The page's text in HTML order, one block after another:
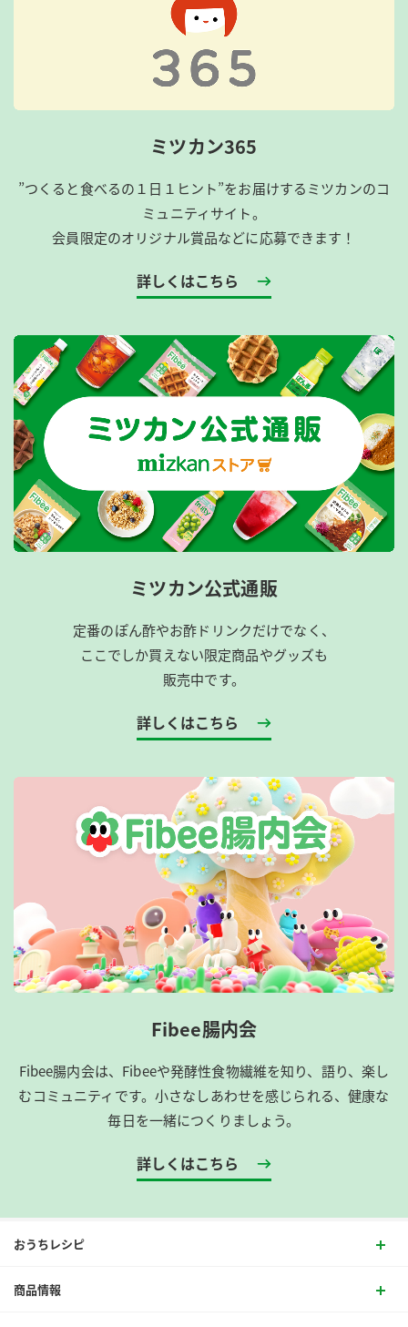
ミツカン365
”つくると食べるの１日１ヒント”をお届けするミツカンのコ
ミュニティサイト。
会員限定のオリジナル賞品などに応募できます！
詳しくはこちら
ミツカン公式通販
定番のぽん酢やお酢ドリンクだけでなく、
ここでしか買えない限定商品やグッズも
販売中です。
詳しくはこちら
Fibee腸内会
Fibee腸内会は、​Fibeeや発酵性食物繊維を知り、語り、楽し
むコミュニティです。​小さなしあわせを感じられる、健康な
毎日を一緒につくりましょう。
詳しくはこちら
おうちレシピ
商品情報